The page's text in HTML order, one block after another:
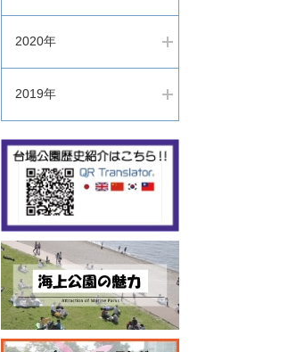
2020年
2019年